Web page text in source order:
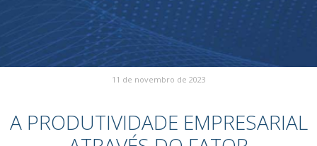
11 de novembro de 2023
A PRODUTIVIDADE EMPRESARIAL